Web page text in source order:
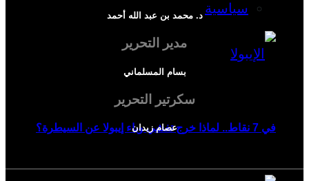
سياسية
في 7 نقاط.. لماذا خرج تفشي وباء إيبولا عن السيطرة؟
د. محمد بن عبد الله أحمد
مدير التحرير
بسام المسلماني
سكرتير التحرير
عصام زيدان